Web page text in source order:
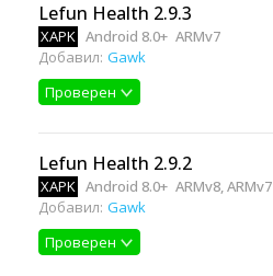
Lefun Health 2.9.3
XAPK Android 8.0+ ARMv7
Добавил: Gawk
Проверен
Lefun Health 2.9.2
XAPK Android 8.0+ ARMv8, ARMv7
Добавил: Gawk
Проверен